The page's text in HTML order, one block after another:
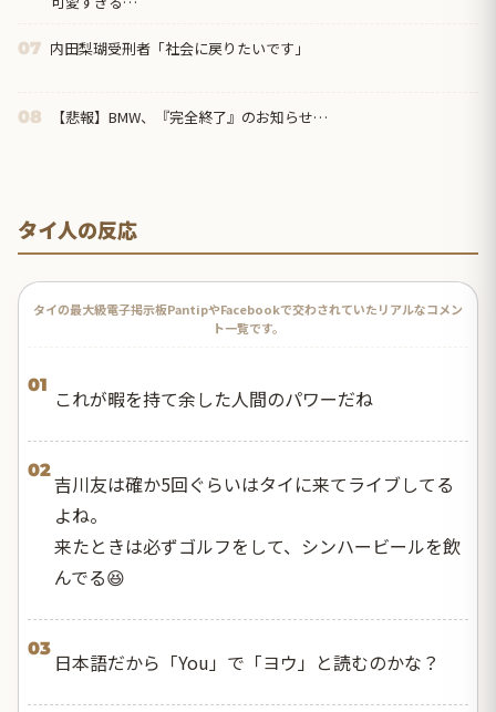
07 内田梨瑚受刑者「社会に戻りたいです」
08 【悲報】BMW、『完全終了』のお知らせ…
タイ人の反応
タイの最大級電子掲示板PantipやFacebookで交わされていたリアルなコメン
ト一覧です。
01
これが暇を持て余した人間のパワーだね
02
吉川友は確か5回ぐらいはタイに来てライブしてる
よね。
来たときは必ずゴルフをして、シンハービールを飲
んでる😆
03
日本語だから「You」で「ヨウ」と読むのかな？